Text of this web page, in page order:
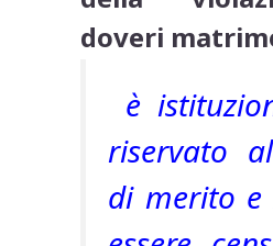
doveri
è
riservato
di merito e